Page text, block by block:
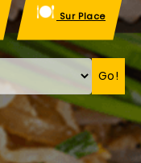
Sur Place
Go!